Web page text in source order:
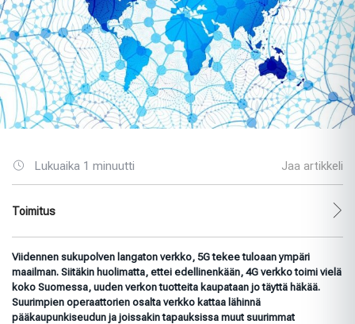
Lukuaika 1 minuutti Jaa artikkeli
Toimitus
Viidennen sukupolven langaton verkko, 5G tekee tuloaan ympäri
maailman. Siitäkin huolimatta, ettei edellinenkään, 4G verkko toimi vielä
koko Suomessa, uuden verkon tuotteita kaupataan jo täyttä häkää.
Suurimpien operaattorien osalta verkko kattaa lähinnä
pääkaupunkiseudun ja joissakin tapauksissa muut suurimmat